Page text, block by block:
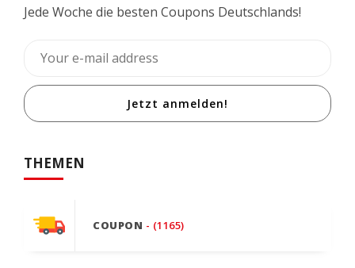
Jede Woche die besten Coupons Deutschlands!
Jetzt anmelden!
THEMEN
COUPON - (1165)